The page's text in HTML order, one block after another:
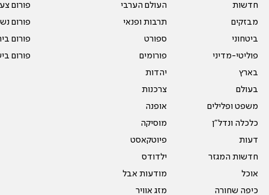
חדשות
מבזקים
ביטחוני
פוליטי-מדיני
בארץ
בעולם
משפט ופלילים
כלכלה ונדל"ן
דעות
חדשות המגזר
אוכל
כיפה שחורה
העולם הערבי
תרבות ופנאי
ספורט
פורומים
יהדות
צרכנות
אופנה
מוסיקה
פיוטקאסט
ילדודס
מודעות אבל
מזג אוויר
פורום
פורום
פורום
פורום